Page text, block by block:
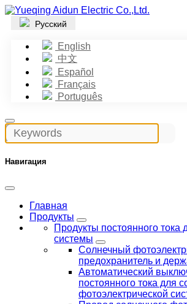
Русский
English
中文
Español
Français
Português
Навигация
Главная
Продукты
Продукты постоянного тока
системы
Солнечный
предохранитель и
Автоматический
постоянного тока для
фотоэлектрической